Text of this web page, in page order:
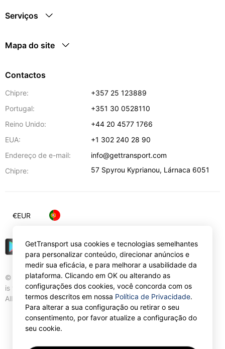
Serviços
Mapa do site
Contactos
Chipre:
+357 25 123889
Portugal:
+351 30 0528110
Reino Unido:
+44 20 4577 1766
EUA:
+1 302 240 28 90
Endereço de e-mail:
info@gettransport.com
Chipre:
57 Spyrou Kyprianou, Lárnaca 6051
© Gettransport International Limited. GetTransport®
is trademark of Gettransport International Limited.
All rights reserved.
€EUR
GetTransport usa cookies e tecnologias semelhantes
para personalizar conteúdo, direcionar anúncios e
medir sua eficácia, e para melhorar a usabilidade da
plataforma. Clicando em OK ou alterando as
configurações dos cookies, você concorda com os
termos descritos em nossa Política de Privacidade.
Para alterar a sua configuração ou retirar o seu
consentimento, por favor atualize a configuração do
seu cookie.